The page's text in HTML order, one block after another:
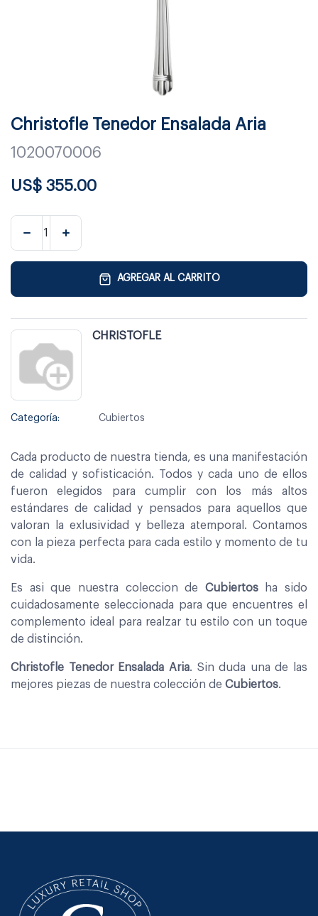
Christofle Tenedor Ensalada Aria
1020070006
US$ 355.00
AGREGAR AL CARRITO
CHRISTOFLE
Categoría: Cubiertos
Cada producto de nuestra tienda, es una manifestación
de calidad y sofisticación. Todos y cada uno de ellos
fueron elegidos para cumplir con los más altos
estándares de calidad y pensados para aquellos que
valoran la exlusividad y belleza atemporal. Contamos
con la pieza perfecta para cada estilo y momento de tu
vida.
Es asi que nuestra coleccion de Cubiertosha sido
cuidadosamente seleccionada para que encuentres el
complemento ideal para realzar tu estilo con un toque
de distinción.
Christofle Tenedor Ensalada Aria. Sin duda una de las
mejores piezas de nuestra colección de Cubiertos.